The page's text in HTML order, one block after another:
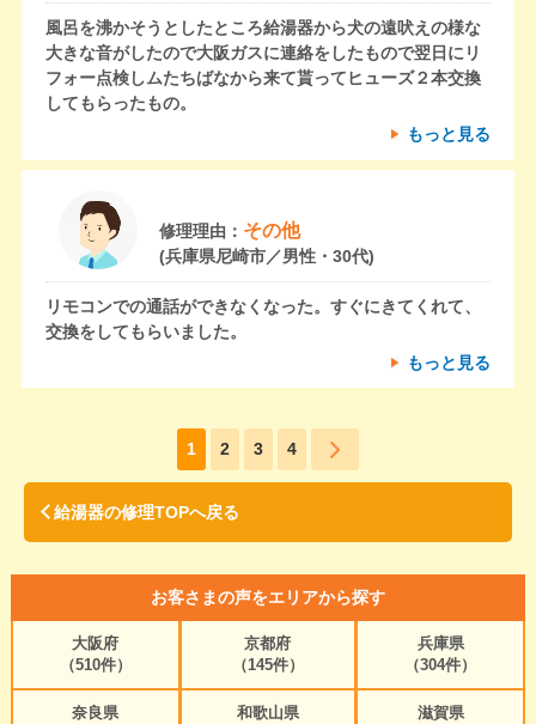
風呂を沸かそうとしたところ給湯器から犬の遠吠えの様な
大きな音がしたので大阪ガスに連絡をしたもので翌日にリ
フォー点検しムたちばなから来て貰ってヒューズ２本交換
してもらったもの。
もっと見る
修理理由： その他
(兵庫県尼崎市／男性・30代)
リモコンでの通話ができなくなった。すぐにきてくれて、
交換をしてもらいました。
もっと見る
1 2 3 4
給湯器の修理TOPへ戻る
お客さまの声をエリアから探す
大阪府
（510件）
京都府
（145件）
兵庫県
（304件）
奈良県
和歌山県
滋賀県